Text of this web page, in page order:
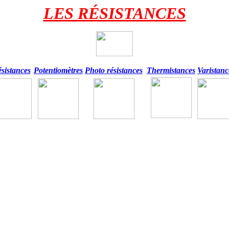
LES RÉSISTANCES
Potentiomètres Photo résistances Thermistances